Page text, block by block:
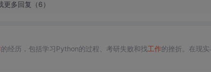
更多回复（6）
的经历，包括学习Python的过程、考研失败和找工作的挫折。在现实